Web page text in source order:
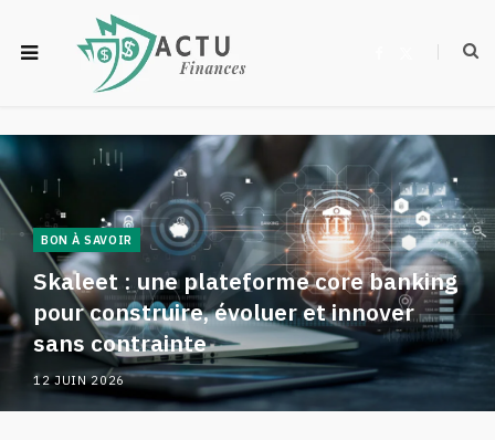
o
k
t
e
r
)
BON À SAVOIR
Skaleet : une plateforme core banking
pour construire, évoluer et innover
sans contrainte
12 JUIN 2026